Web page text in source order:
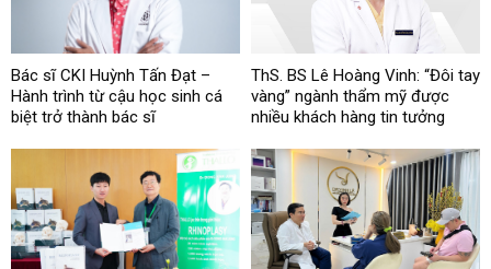
Bác sĩ CKI Huỳnh Tấn Đạt –
Hành trình từ cậu học sinh cá
biệt trở thành bác sĩ
ThS. BS Lê Hoàng Vinh: “Đôi tay
vàng” ngành thẩm mỹ được
nhiều khách hàng tin tưởng